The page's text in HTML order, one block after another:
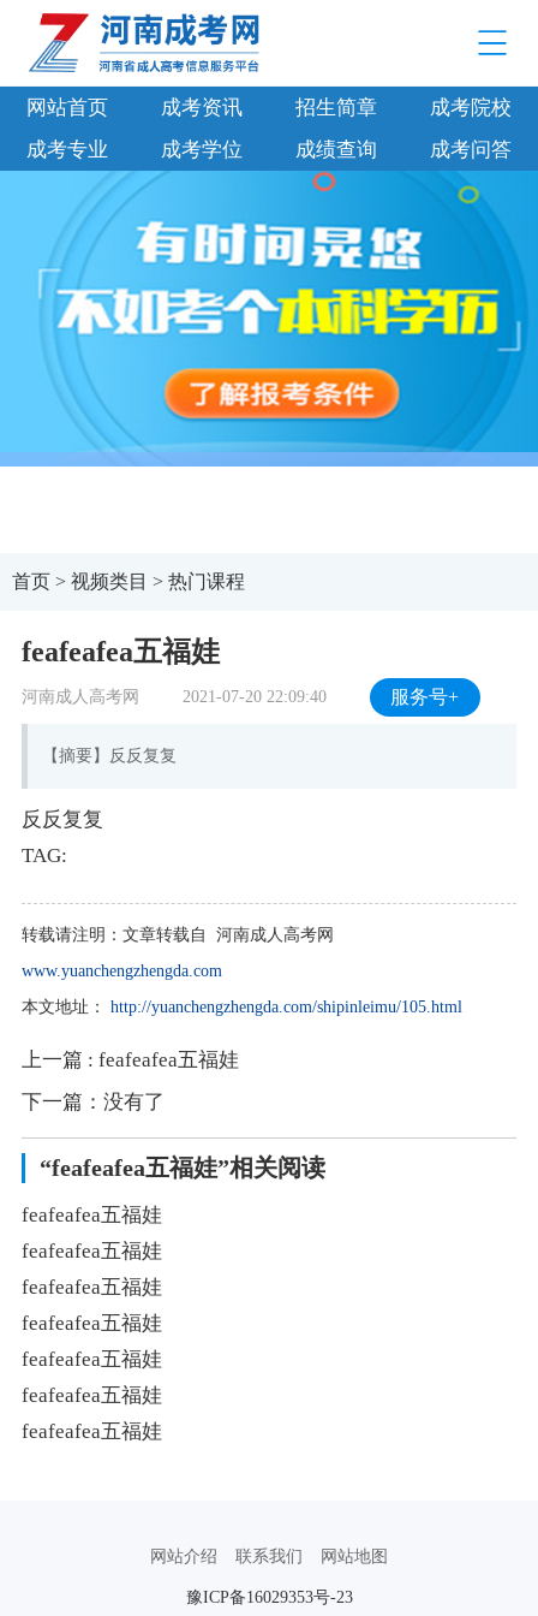
网站首页 成考资讯 招生简章
成考院校
成考专业
成考学位 成绩查询 成考问答
首页> 视频类目 > 热门课程
feafeafea五福娃
河南成人高考网 2021-07-20 22:09:40 服务号+
【摘要】反反复复
反反复复
TAG:
转载请注明： 文章转载自 河南成人高考网
www.yuanchengzhengda.com
本文地址：
http://yuanchengzhengda.com/shipinleimu/105.html
上一篇 : feafeafea五福娃
下一篇：没有了
“feafeafea五福娃”相关阅读
feafeafea五福娃
feafeafea五福娃
feafeafea五福娃
feafeafea五福娃
feafeafea五福娃
feafeafea五福娃
feafeafea五福娃
网站介绍 联系我们 网站地图
豫ICP备16029353号-23